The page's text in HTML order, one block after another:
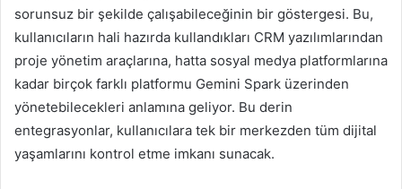
sorunsuz bir şekilde çalışabileceğinin bir göstergesi. Bu,
kullanıcıların hali hazırda kullandıkları CRM yazılımlarından
proje yönetim araçlarına, hatta sosyal medya platformlarına
kadar birçok farklı platformu Gemini Spark üzerinden
yönetebilecekleri anlamına geliyor. Bu derin
entegrasyonlar, kullanıcılara tek bir merkezden tüm dijital
yaşamlarını kontrol etme imkanı sunacak.